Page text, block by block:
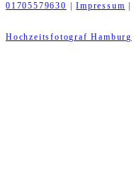
01705579630
|Impressum
Hochzeitsfotograf Hamburg